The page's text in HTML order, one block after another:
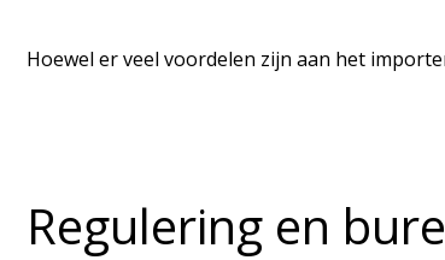
Hoewel er veel voordelen zijn aan het
Regulering en